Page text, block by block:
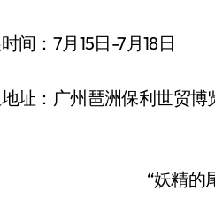
：7月15日-7月18日
：广州琶洲保利世贸博